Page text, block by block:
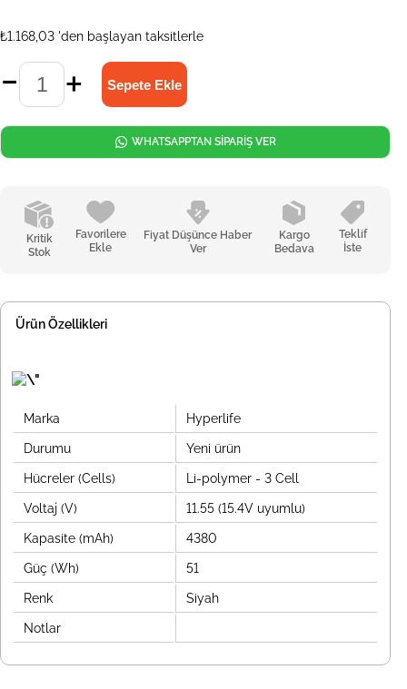
₺1.168,03 'den başlayan taksitlerle
Kritik
Stok
Favorilere
Ekle
Fiyat Düşünce Haber
Ver
Kargo
Bedava
Teklif
İste
WHATSAPPTAN SİPARİŞ VER
Ürün Özellikleri
Marka Hyperlife
Durumu Yeni ürün
Hücreler (Cells) Li-polymer - 3 Cell
Voltaj (V) 11.55 (15.4V uyumlu)
Kapasite (mAh) 4380
Güç (Wh) 51
Renk Siyah
Notlar